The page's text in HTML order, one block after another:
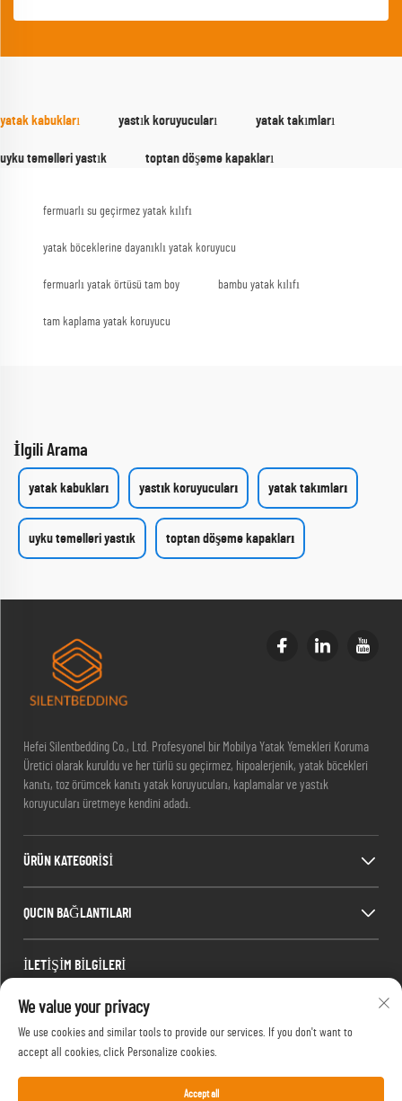
yatak kabukları yastık koruyucuları yatak takımları
uyku temelleri yastık toptan döşeme kapakları
fermuarlı su geçirmez yatak kılıfı
yatak böceklerine dayanıklı yatak koruyucu
fermuarlı yatak örtüsü tam boy bambu yatak kılıfı
tam kaplama yatak koruyucu
İlgili Arama
yatak kabukları yastık koruyucuları yatak takımları
uyku temelleri yastık toptan döşeme kapakları
Hefei Silentbedding Co., Ltd. Profesyonel bir Mobilya Yatak Yemekleri Koruma
Üretici olarak kuruldu ve her türlü su geçirmez, hipoalerjenik, yatak böcekleri
kanıtı, toz örümcek kanıtı yatak koruyucuları, kaplamalar ve yastık
koruyucuları üretmeye kendini adadı.
ÜRÜN KATEGORİSİ
QUCIN BAĞLANTILARI
İLETİŞİM BİLGİLERİ
Office add : Oda 1910, C blok, Huijing Şehir Merkezi, Wangjiang Batı Yolu, Gaoxin
Bölgesi, Hefei, Anhui, Çin
E-posta:[email protected]
Tel:13917680554
We value your privacy
We use cookies and similar tools to provide our services. If you don't want to
accept all cookies, click Personalize cookies.
Accept all